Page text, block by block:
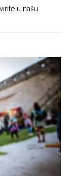
u našu